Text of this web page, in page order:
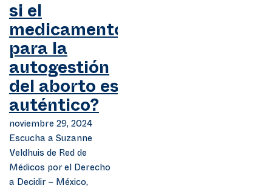
si el
medicamento
para la
autogestión
del aborto es
auténtico?
noviembre 29, 2024
Escucha a Suzanne
Veldhuis de Red de
Médicos por el Derecho
a Decidir – México,